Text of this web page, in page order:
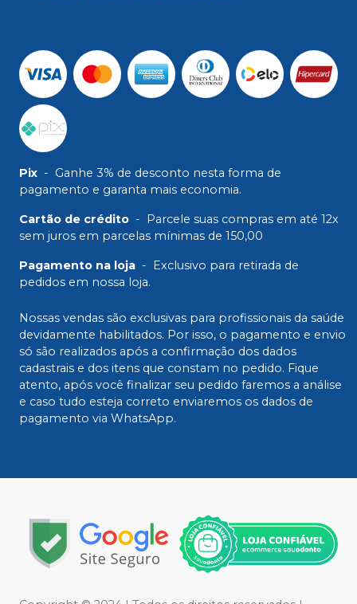
Pix - Ganhe 3% de desconto nesta forma de
pagamento e garanta mais economia.
Cartão de crédito - Parcele suas compras em até 12x
sem juros em parcelas mínimas de 150,00
Pagamento na loja - Exclusivo para retirada de
pedidos em nossa loja.
Nossas vendas são exclusivas para profissionais da saúde
devidamente habilitados. Por isso, o pagamento e envio
só são realizados após a confirmação dos dados
cadastrais e dos itens que constam no pedido. Fique
atento, após você finalizar seu pedido faremos a análise
e caso tudo esteja correto enviaremos os dados de
pagamento via WhatsApp.